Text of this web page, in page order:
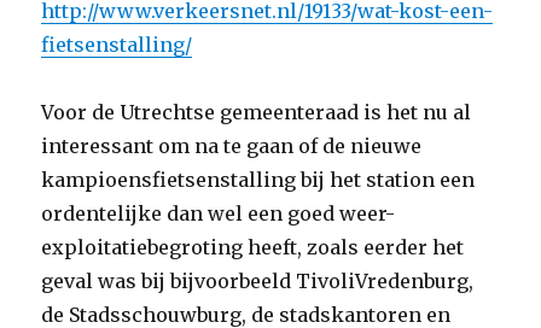
http://www.verkeersnet.nl/19133/wat-kost-een-
fietsenstalling/
Voor de Utrechtse gemeenteraad is het nu al
interessant om na te gaan of de nieuwe
kampioensfietsenstalling bij het station een
ordentelijke dan wel een goed weer-
exploitatiebegroting heeft, zoals eerder het
geval was bij bijvoorbeeld TivoliVredenburg,
de Stadsschouwburg, de stadskantoren en